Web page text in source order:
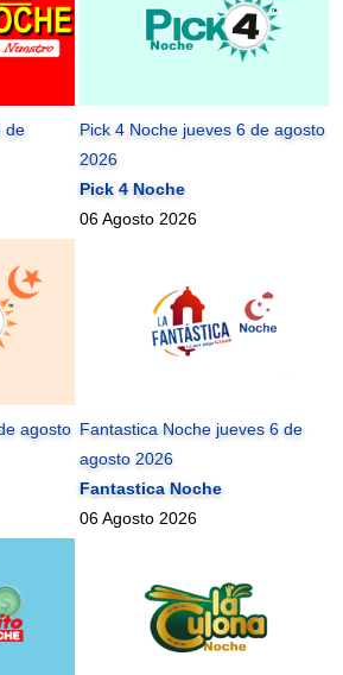
de
Pick 4 Noche jueves 6 de agosto
2026
Pick 4 Noche
06 Agosto 2026
agosto Fantastica Noche jueves 6 de
agosto 2026
Fantastica Noche
06 Agosto 2026